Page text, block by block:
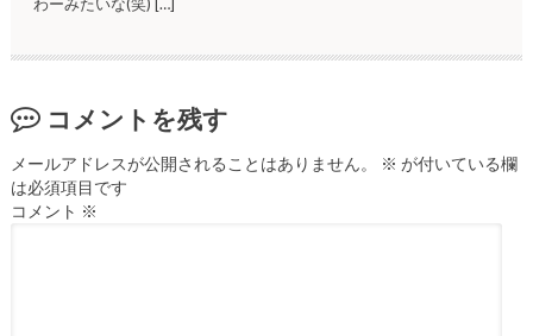
コメントを残す
メールアドレスが公開されることはありません。 ※ が付いている欄
は必須項目です
コメント ※